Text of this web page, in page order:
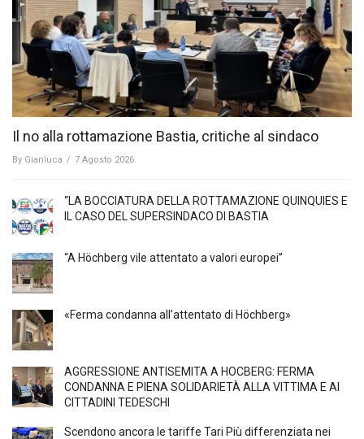
Il no alla rottamazione Bastia, critiche al sindaco
By Gianluca / 7 Agosto 2026
“LA BOCCIATURA DELLA ROTTAMAZIONE QUINQUIES E
IL CASO DEL SUPERSINDACO DI BASTIA
“A Höchberg vile attentato a valori europei”
«Ferma condanna all’attentato di Höchberg»
AGGRESSIONE ANTISEMITA A HÖCBERG: FERMA
CONDANNA E PIENA SOLIDARIETÀ ALLA VITTIMA E AI
CITTADINI TEDESCHI
Scendono ancora le tariffe Tari Più differenziata nei